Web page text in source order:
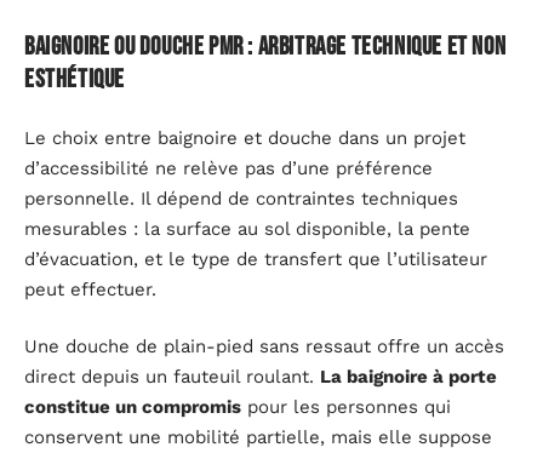
Baignoire ou douche PMR : arbitrage technique et non
esthétique
Le choix entre baignoire et douche dans un projet
d’accessibilité ne relève pas d’une préférence
personnelle. Il dépend de contraintes techniques
mesurables : la surface au sol disponible, la pente
d’évacuation, et le type de transfert que l’utilisateur
peut effectuer.
Une douche de plain-pied sans ressaut offre un accès
direct depuis un fauteuil roulant. La baignoire à porte
constitue un compromis pour les personnes qui
conservent une mobilité partielle, mais elle suppose